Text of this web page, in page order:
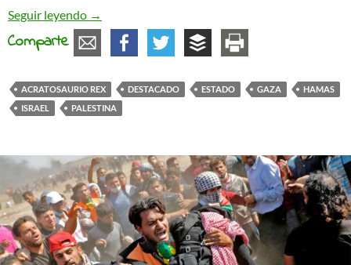
Seguir leyendo Los Estados y el problema
→
Comparte
ACRATOSAURIO REX DESTACADO ESTADO GAZA
HAMAS
ISRAEL
PALESTINA